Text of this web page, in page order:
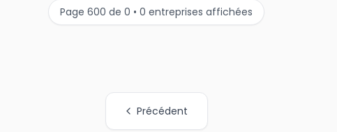
Page 600 de 0 • 0 entreprises affichées
Précédent